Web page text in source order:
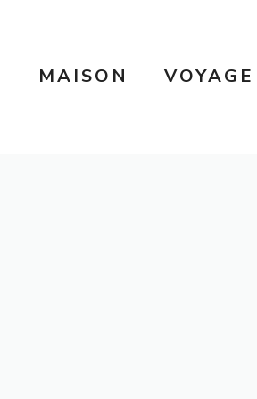
MAISON VOYAGE